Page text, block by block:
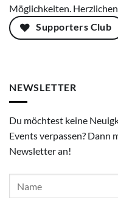
Möglichkeiten.
Supporters Club
NEWSLETTER
Du möchtest keine
Events verpassen? Dann
Newsletter an!